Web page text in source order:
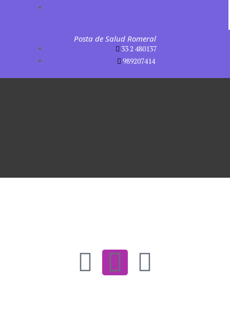
Posta de Salud Romeral
33 2 480137
989207414